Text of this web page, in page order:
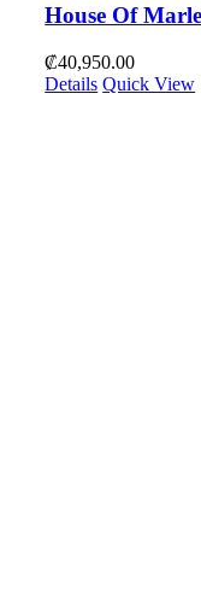
House Of
₡40,950.00
Details Quick View